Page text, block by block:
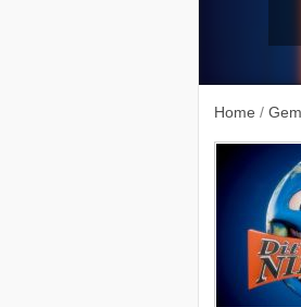
Home /